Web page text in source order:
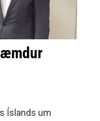
Íslands um